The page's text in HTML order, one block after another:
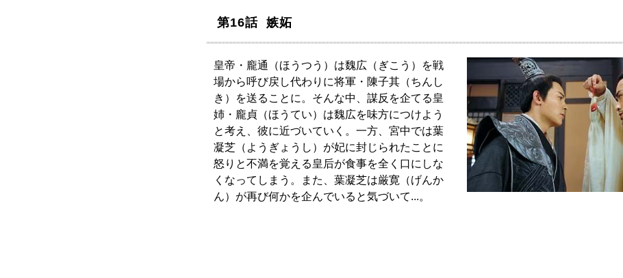
第16話 嫉妬
皇帝・龐通（ほうつう）は魏広（ぎこう）を戦
場から呼び戻し代わりに将軍・陳子其（ちんし
き）を送ることに。そんな中、謀反を企てる皇
姉・龐貞（ほうてい）は魏広を味方につけよう
と考え、彼に近づいていく。一方、宮中では葉
凝芝（ようぎょうし）が妃に封じられたことに
怒りと不満を覚える皇后が食事を全く口にしな
くなってしまう。また、葉凝芝は厳寛（げんか
ん）が再び何かを企んでいると気づいて...。